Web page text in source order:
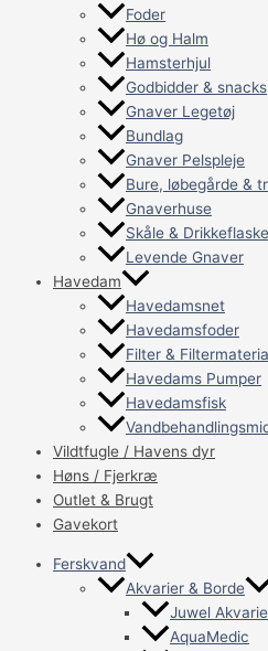
Foder
Hø og Halm
Hamsterhjul
Godbidder & snacks
Gnaver Legetøj
Bundlag
Gnaver Pelspleje
Bure, løbegårde &
Gnaverhuse
Skåle &
Levende Gnaver
Havedam
Havedamsnet
Havedamsfoder
Filter &
Havedams Pumper
Havedamsfisk
Vildtfugle / Havens dyr
Høns / Fjerkræ
Outlet & Brugt
Gavekort
Ferskvand
Akvarier & Borde
Juwel
AquaMedic